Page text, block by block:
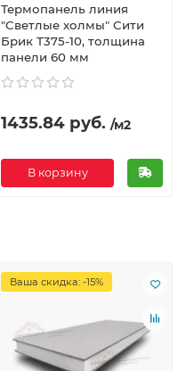
Термопанель линия
"Светлые холмы" Сити
Брик Т375-10, толщина
панели 60 мм
1435.84 руб. /м2
В корзину
Ваша скидка: -15%